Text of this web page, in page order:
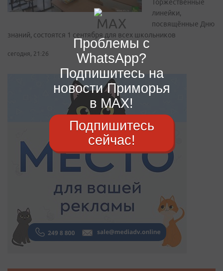
Торжественные
линейки,
посвящённые Дню
знаний, состоятся 1 сентября для всех школьников
сегодня, 21:26
Проблемы с
WhatsApp?
Подпишитесь на
новости Приморья
в MAX!
Подпишитесь
сейчас!